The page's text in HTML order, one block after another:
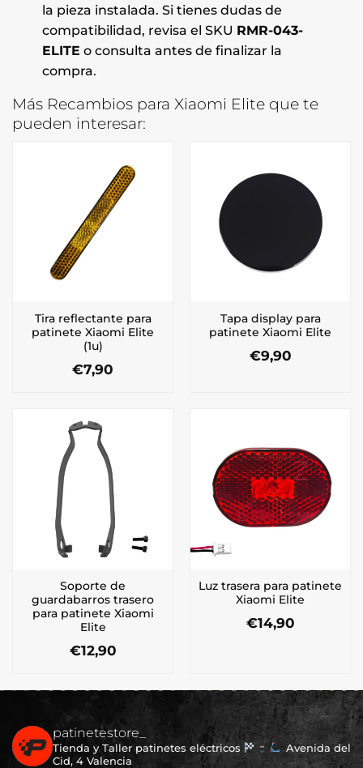
la pieza instalada. Si tienes dudas de
compatibilidad, revisa el SKU RMR-043-
ELITE o consulta antes de finalizar la
compra.
Más Recambios para Xiaomi Elite que te
pueden interesar:
Tira reflectante para
patinete Xiaomi Elite
(1u)
€7,90
Tapa display para
patinete Xiaomi Elite
€9,90
Soporte de
guardabarros trasero
para patinete Xiaomi
Elite
€12,90
Luz trasera para patinete
Xiaomi Elite
€14,90
patinetestore_
Tienda y Taller patinetes eléctricos
Avenida del
Cid, 4 Valencia